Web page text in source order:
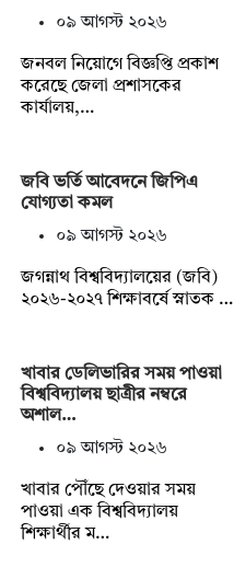
০৯ আগস্ট ২০২৬
জনবল নিয়োগে বিজ্ঞপ্তি প্রকাশ
করেছে জেলা প্রশাসকের
কার্যালয়,…
জবি ভর্তি আবেদনে জিপিএ
যোগ্যতা কমল
০৯ আগস্ট ২০২৬
জগন্নাথ বিশ্ববিদ্যালয়ের (জবি)
২০২৬-২০২৭ শিক্ষাবর্ষে স্নাতক …
খাবার ডেলিভারির সময় পাওয়া
বিশ্ববিদ্যালয় ছাত্রীর নম্বরে
অশাল…
০৯ আগস্ট ২০২৬
খাবার পৌঁছে দেওয়ার সময়
পাওয়া এক বিশ্ববিদ্যালয়
শিক্ষার্থীর ম…